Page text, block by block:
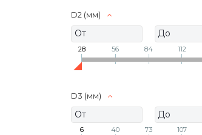
D2 (мм)
28 56 84 112
D3 (мм)
6 40 73 107